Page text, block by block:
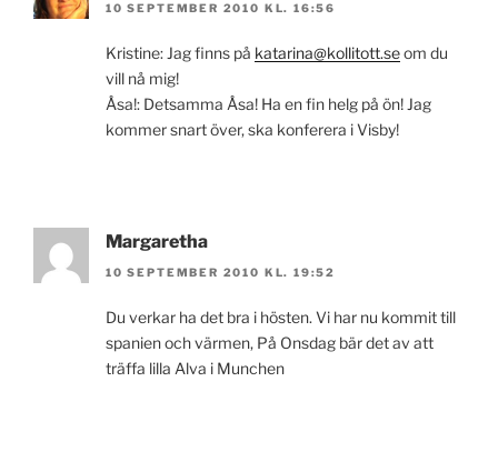
10 SEPTEMBER 2010 KL. 16:56
Kristine: Jag finns på katarina@kollitott.seom du
vill nå mig!
Åsa!: Detsamma Åsa! Ha en fin helg på ön! Jag
kommer snart över, ska konferera i Visby!
Margaretha
10 SEPTEMBER 2010 KL. 19:52
Du verkar ha det bra i hösten. Vi har nu kommit till
spanien och värmen, På Onsdag bär det av att
träffa lilla Alva i Munchen